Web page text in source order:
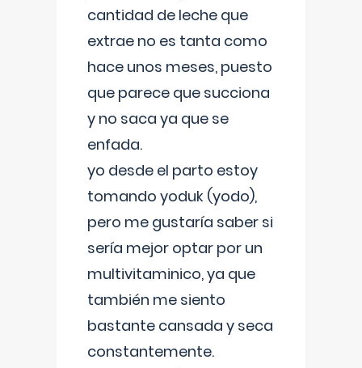
cantidad de leche que
extrae no es tanta como
hace unos meses, puesto
que parece que succiona
y no saca ya que se
enfada.
yo desde el parto estoy
tomando yoduk (yodo),
pero me gustaría saber si
sería mejor optar por un
multivitaminico, ya que
también me siento
bastante cansada y seca
constantemente.